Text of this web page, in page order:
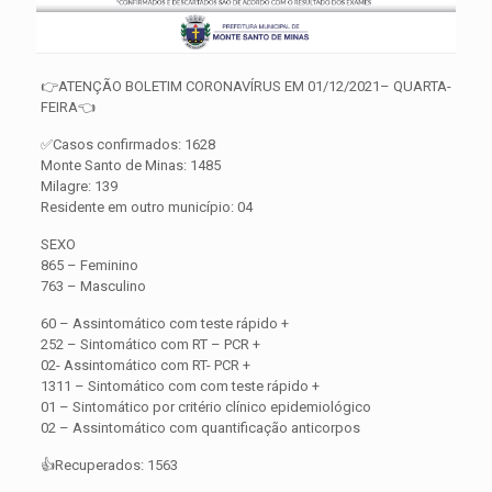
👉ATENÇÃO BOLETIM CORONAVÍRUS EM 01/12/2021– QUARTA-
FEIRA👈
✅Casos confirmados: 1628
Monte Santo de Minas: 1485
Milagre: 139
Residente em outro município: 04
SEXO
865 – Feminino
763 – Masculino
60 – Assintomático com teste rápido +
252 – Sintomático com RT – PCR +
02- Assintomático com RT- PCR +
1311 – Sintomático com com teste rápido +
01 – Sintomático por critério clínico epidemiológico
02 – Assintomático com quantificação anticorpos
👍Recuperados: 1563